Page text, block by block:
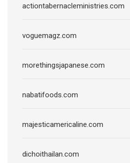
actiontabernacleministries.com
voguemagz.com
morethingsjapanese.com
nabatifoods.com
majesticamericaline.com
dichoithailan.com